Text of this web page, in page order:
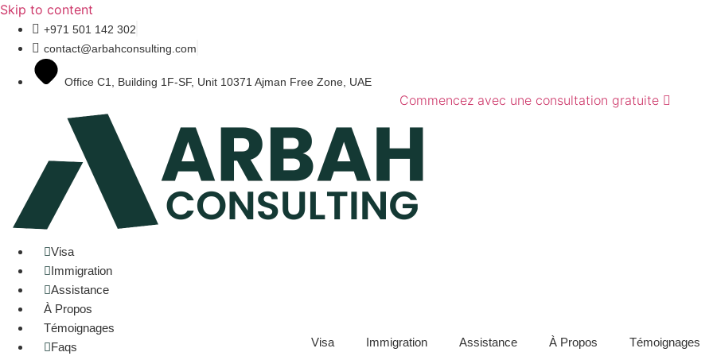
Skip to content
+971 501 142 302
contact@arbahconsulting.com
Office C1, Building 1F-SF, Unit 10371 Ajman Free Zone, UAE
Commencez avec une consultation gratuite
Visa
Immigration
Assistance
À Propos
Témoignages
Faqs
Visa Immigration Assistance À Propos Témoignages